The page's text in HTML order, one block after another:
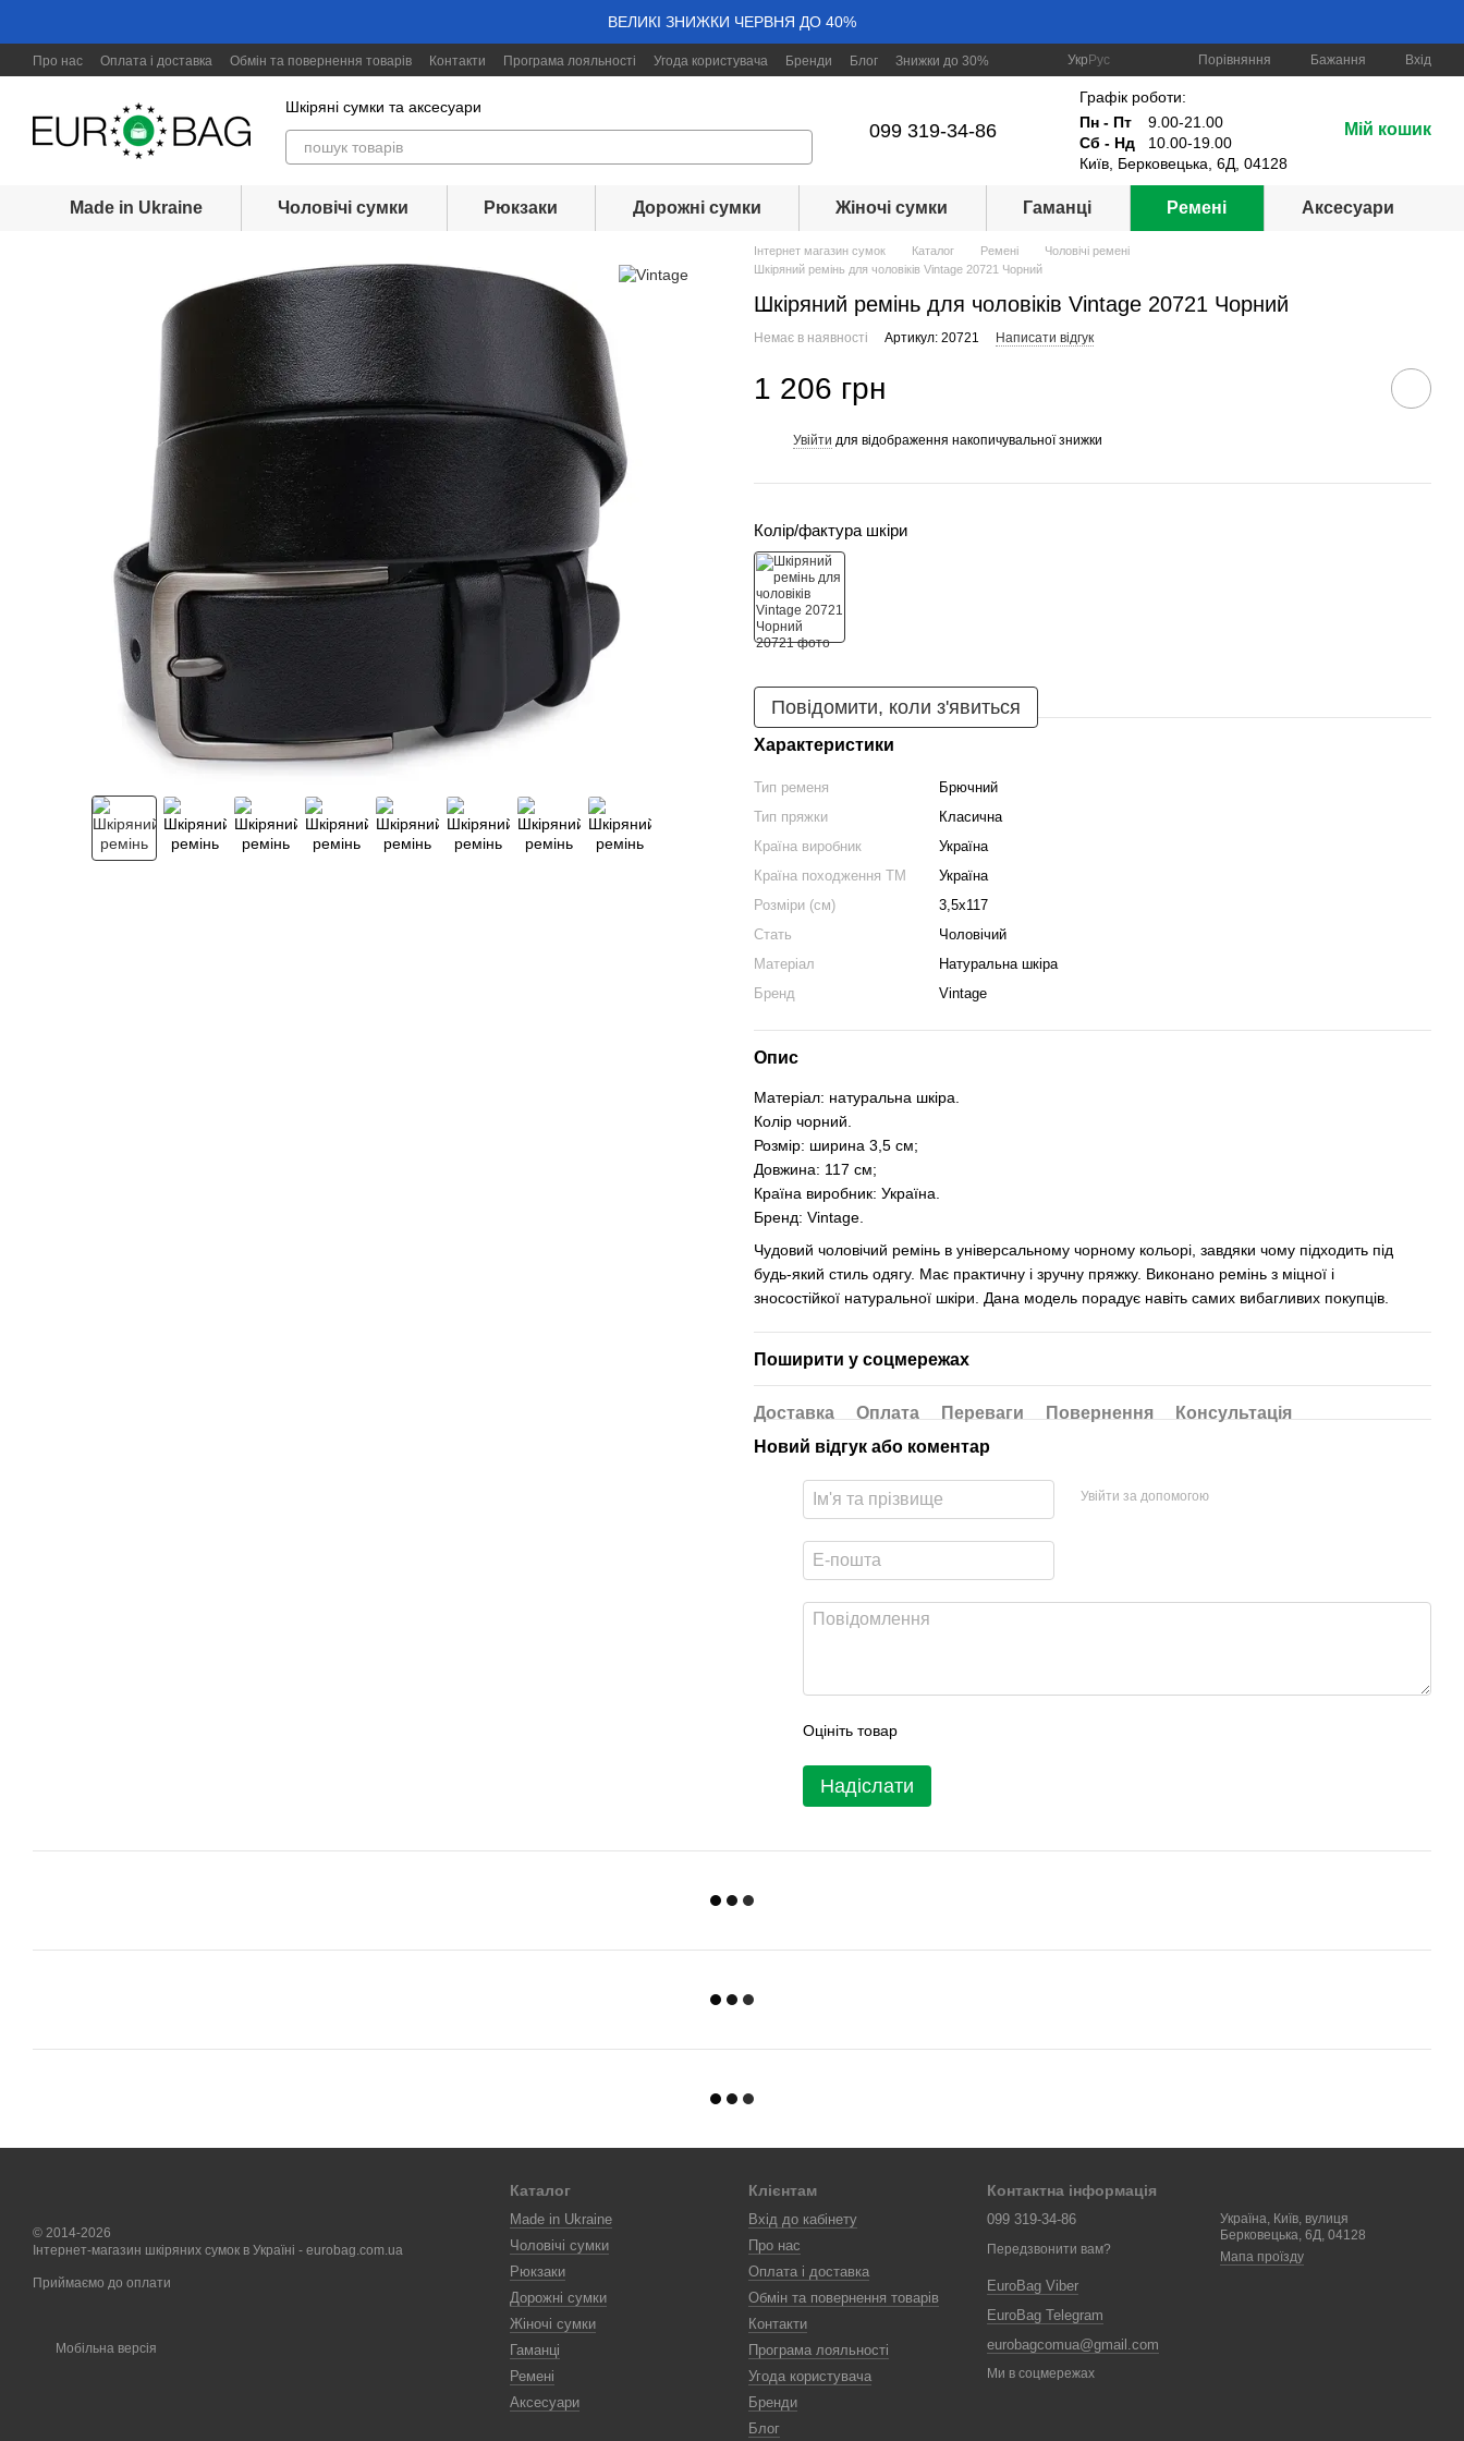
ВЕЛИКІ ЗНИЖКИ ЧЕРВНЯ ДО 40%
Про нас Оплата і доставка Обмін та повернення товарів Контакти Програма лояльності Угода користувача Бренди Блог Знижки до 30% Укр Рус Порівняння Бажання Вхід
Шкіряні сумки та аксесуари
099 319-34-86
Графік роботи:
Пн - Пт
9.00-21.00
Сб - Нд
10.00-19.00
Київ, Берковецька, 6Д, 04128
Мій кошик
Made in Ukraine Чоловічі сумки Рюкзаки Дорожні сумки Жіночі сумки Гаманці Ремені Аксесуари
Інтернет магазин сумок Каталог Ремені
Чоловічі ремені
Шкіряний ремінь для чоловіків Vintage 20721 Чорний
Шкіряний ремінь для чоловіків Vintage 20721 Чорний
Немає в наявності Артикул: 20721 Написати відгук
1 206 грн
Увійти для відображення накопичувальної знижки
Колір/фактура шкіри
Повідомити, коли з'явиться
Характеристики
Тип ременя
Брючний
Тип пряжки
Класична
Країна виробник
Україна
Країна походження ТМ
Україна
Розміри (см)
3,5х117
Стать
Чоловічий
Матеріал
Натуральна шкіра
Бренд
Vintage
Опис
Матеріал: натуральна шкіра.
Колір чорний.
Розмір: ширина 3,5 см;
Довжина: 117 см;
Країна виробник: Україна.
Бренд: Vintage.
Чудовий чоловічий ремінь в універсальному чорному кольорі, завдяки чому підходить під
будь-який стиль одягу. Має практичну і зручну пряжку. Виконано ремінь з міцної і
зносостійкої натуральної шкіри. Дана модель порадує навіть самих вибагливих покупців.
Поширити у соцмережах
Доставка Оплата Переваги Повернення
Консультація
Новий відгук або коментар
Увійти за допомогою
Оцініть товар
Надіслати
© 2014-2026
Інтернет-магазин шкіряних сумок в Україні - eurobag.com.ua
Приймаємо до оплати
Мобільна версія
Каталог
Made in Ukraine
Чоловічі сумки
Рюкзаки
Дорожні сумки
Жіночі сумки
Гаманці
Ремені
Аксесуари
Клієнтам
Вхід до кабінету
Про нас
Оплата і доставка
Обмін та повернення товарів
Контакти
Програма лояльності
Угода користувача
Бренди
Блог
Контактна інформація
099 319-34-86
Передзвонити вам?
EuroBag Viber
EuroBag Telegram
eurobagcomua@gmail.com
Україна, Київ, вулиця
Берковецька, 6Д, 04128
Мапа проїзду
Ми в соцмережах